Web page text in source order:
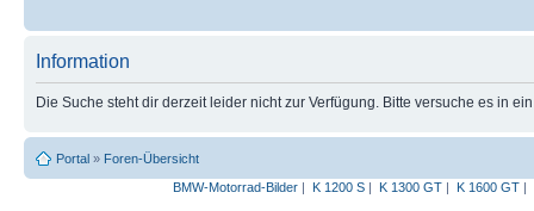
Information
Die Suche steht dir derzeit leider nicht zur Verfügung. Bitte versuche es in
Portal » Foren-Übersicht
BMW-Motorrad-Bilder| K 1200 S| K 1300 GT| K 1600 GT|